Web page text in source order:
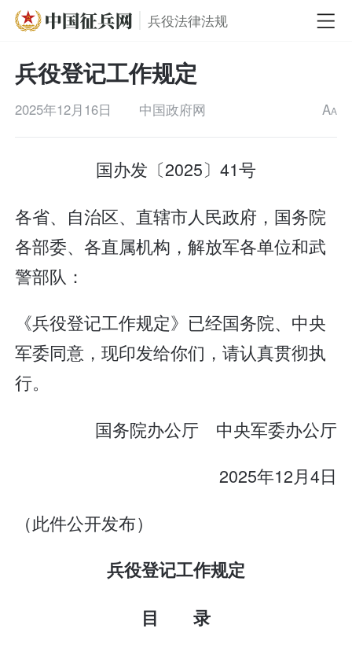
兵役法律法规
兵役登记工作规定
2025年12月16日 中国政府网 AA
国办发〔2025〕41号
各省、自治区、直辖市人民政府，国务院
各部委、各直属机构，解放军各单位和武
警部队：
《兵役登记工作规定》已经国务院、中央
军委同意，现印发给你们，请认真贯彻执
行。
国务院办公厅 中央军委办公厅
2025年12月4日
（此件公开发布）
兵役登记工作规定
目 录